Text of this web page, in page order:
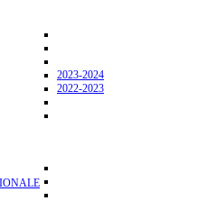
2023-2024
2022-2023